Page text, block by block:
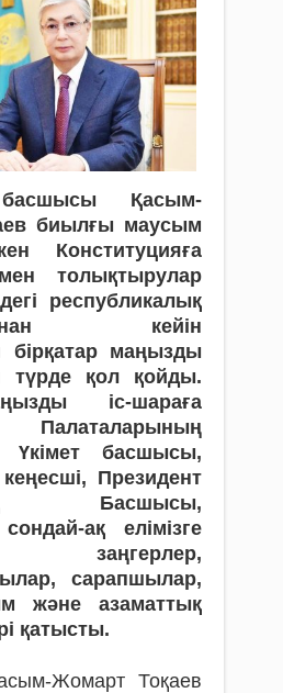
Қасым-
биылғы мау­сым
Конституцияға
толықтырулар
республикалық
кейін
бір­қатар маңызды
түрде қол қойды.
іс-шараға
Палаталарының
Үкімет басшы­сы,
Президент
Басшысы,
ақ елімізге
заңгерлер,
сарапшылар,
және азаматтық
қатысты.
Жомарт Тоқаев